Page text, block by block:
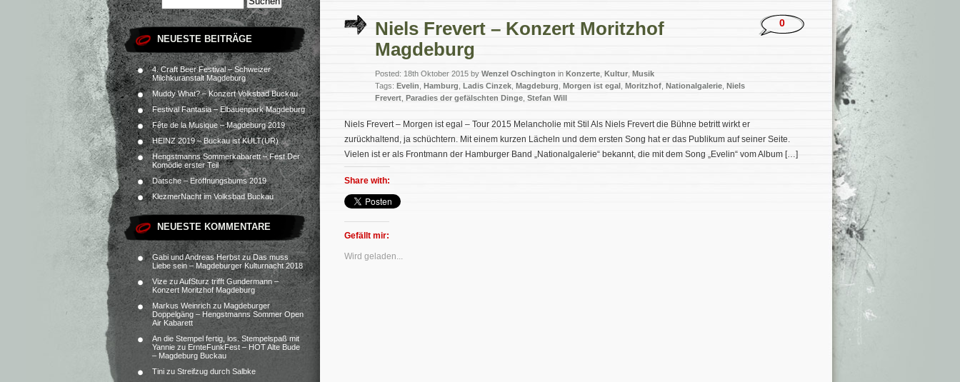
NEUESTE BEITRÄGE
4. Craft Beer Festival – Schweizer
Milchkuranstalt Magdeburg
Muddy What? – Konzert Volksbad Buckau
Festival Fantasia – Elbauenpark Magdeburg
Fête de la Musique – Magdeburg 2019
HEINZ 2019 – Buckau ist KULT(UR)
Hengstmanns Sommerkabarett – Fest.Der
Komödie erster Teil
Datsche – Eröffnungsbums 2019
KlezmerNacht im Volksbad Buckau
NEUESTE KOMMENTARE
Gabi und Andreas HerbstzuDas muss
Liebe sein – Magdeburger Kulturnacht 2018
Vize zuAufSturz trifft Gundermann –
Konzert Moritzhof Magdeburg
Markus Weinrich zu Magdeburger
Doppelgäng – Hengstmanns Sommer Open
Air Kabarett
An die Stempel fertig, los. Stempelspaß mit
Yannie zu ErnteFunkFest – HOT Alte Bude
– Magdeburg Buckau
Tini zu Streifzug durch Salbke
Niels Frevert – Konzert Moritzhof
Magdeburg
Posted: 18th Oktober 2015 by Wenzel Oschington in Konzerte Kultur, Musik
Tags: Evelin Hamburg Ladis Cinzek Magdeburg Morgen ist egal Moritzhof Nationalgalerie Niels
Frevert Paradies der gefälschten Dinge Stefan Will
0
Niels Frevert – Morgen ist egal – Tour 2015 Melancholie mit Stil Als Niels Frevert die Bühne betritt wirkt er
zurückhaltend, ja schüchtern. Mit einem kurzen Lächeln und dem ersten Song hat er das Publikum auf seiner Seite.
Vielen ist er als Frontmann der Hamburger Band „Nationalgalerie“ bekannt, die mit dem Song „Evelin“ vom Album […]
Share with:
Gefällt mir:
Wird geladen...